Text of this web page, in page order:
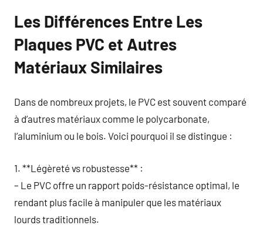
Les Différences Entre Les
Plaques PVC et Autres
Matériaux Similaires
Dans de nombreux projets, le PVC est souvent comparé
à d’autres matériaux comme le polycarbonate,
l’aluminium ou le bois. Voici pourquoi il se distingue :
1. **Légèreté vs robustesse** :
– Le PVC offre un rapport poids-résistance optimal, le
rendant plus facile à manipuler que les matériaux
lourds traditionnels.